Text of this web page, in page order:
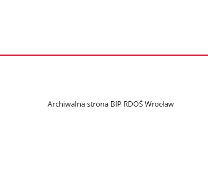
Archiwalna strona BIP RDOŚ Wrocław